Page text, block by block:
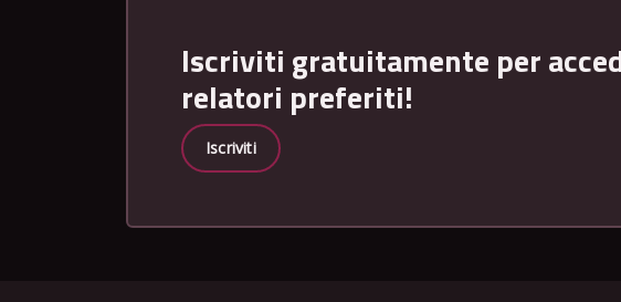
Iscriviti gratuitamente per
relatori preferiti!
Iscriviti